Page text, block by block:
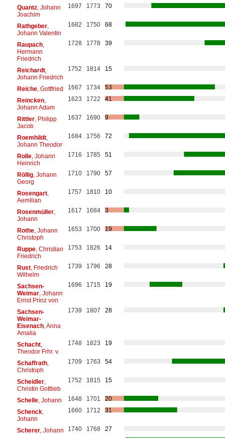
Quantz, Johann
Joachim
1697 1773 70
Rathgeber,
Johann Valentin
1682 1750 68
Raupach,
Hermann
Friedrich
1728 1778 39
Reichardt,
Johann Friedrich
1752 1814 15
Reiche, Gottfried 1667 1734
53
Reincken,
Johann Adam
1623 1722 41
Rittler, Philipp
Jacob
1637 1690 9
Roemhildt,
Johann Theodor
1684 1756 72
Rolle, Johann
Heinrich
1716 1785 51
Röllig, Johann
Georg
1710 1790 57
Rosengart,
Aemilian
1757 1810 10
Rosenmüller,
Johann
1617 1684 3
Rothe, Johann
Christoph
1653 1700 19
Ruppe, Christian
Friedrich
1753 1826 14
Rust, Friedrich
Wilhelm
1739 1796 28
Sachsen-
Weimar, Johann
Ernst Prinz von
1696 1715 19
Sachsen-
Weimar-
Eisenach, Anna
Amalia
1739 1807 28
Schacht,
Theodor Frhr. v.
1748 1823 19
Schaffrath,
Christoph
1709 1763 54
Scheidler,
Christin Gottlieb
1752 1815 15
Schelle, Johann 1648 1701
20
Schenck,
Johann
1660 1712 31
Scherer, Johann 1740 1768
27